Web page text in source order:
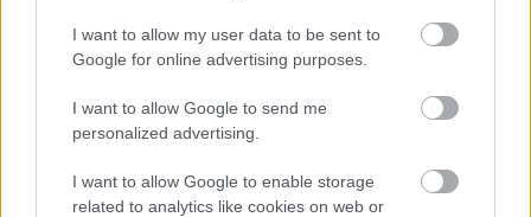
I want to allow my user data to be sent to
Google for online advertising purposes.
I want to allow Google to send me
personalized advertising.
I want to allow Google to enable storage
related to analytics like cookies on web or
συνομιλίας μετατρέπουν υπολογιστές
και Android σε εργαλεία